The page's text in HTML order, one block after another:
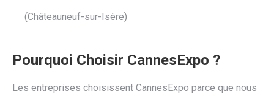
(Châteauneuf-sur-Isère)
Pourquoi Choisir CannesExpo ?
Les entreprises choisissent CannesExpo parce que nous